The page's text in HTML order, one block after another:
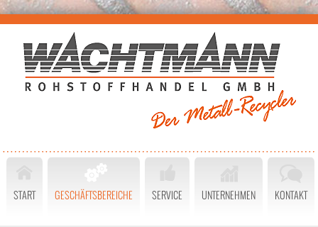
START GESCHÄFTSBEREICHE SERVICE UNTERNEHMEN KONTAKT